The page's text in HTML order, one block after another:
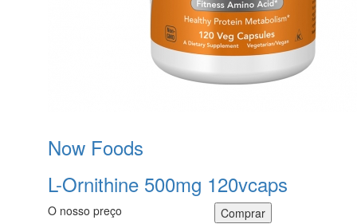
Now Foods
L-Ornithine 500mg 120vcaps
O nosso preço